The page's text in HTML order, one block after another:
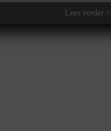
Lees verder >